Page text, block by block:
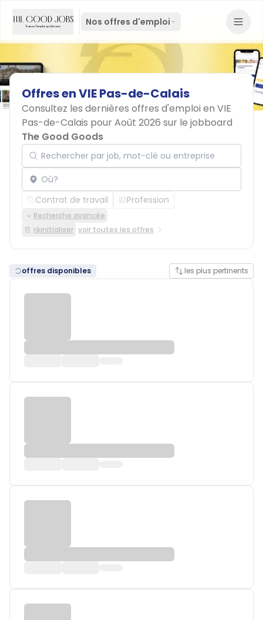
Nos offres d'emploi
OffresenVIEPas-de-Calais
Consultez les dernières offres d'emploi en VIE
Pas-de-Calais pour Août 2026 sur le jobboard
The Good Goods
Rechercher par job, mot-clé ou entreprise
Localisation
Contrat de travail Profession
Recherche avancée
réinitialiser voir toutes les offres
offres disponibles les plus pertinents